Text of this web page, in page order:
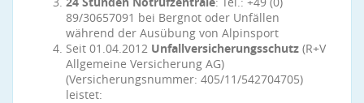
89/30657091 bei Bergnot oder Unfällen
während der Ausübung von Alpinsport
Seit 01.04.2012 Unfallversicherungsschutz (R+V
Allgemeine Versicherung AG)
(Versicherungsnummer: 405/11/542704705)
leistet: